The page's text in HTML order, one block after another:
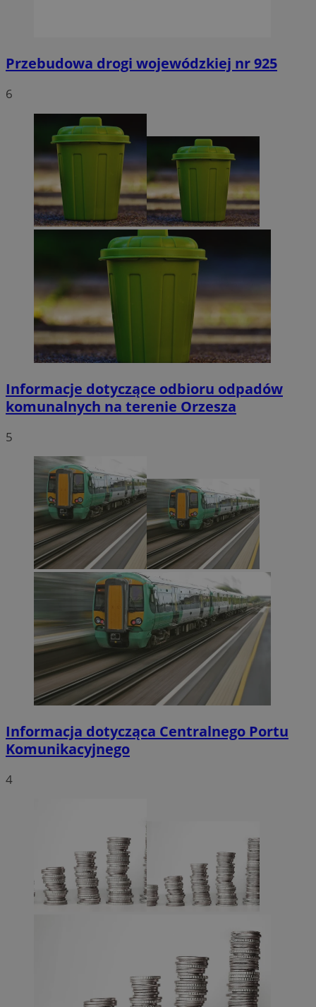
Przebudowa drogi wojewódzkiej nr 925
6
Informacje dotyczące odbioru odpadów
komunalnych na terenie Orzesza
5
Informacja dotycząca Centralnego Portu
Komunikacyjnego
4